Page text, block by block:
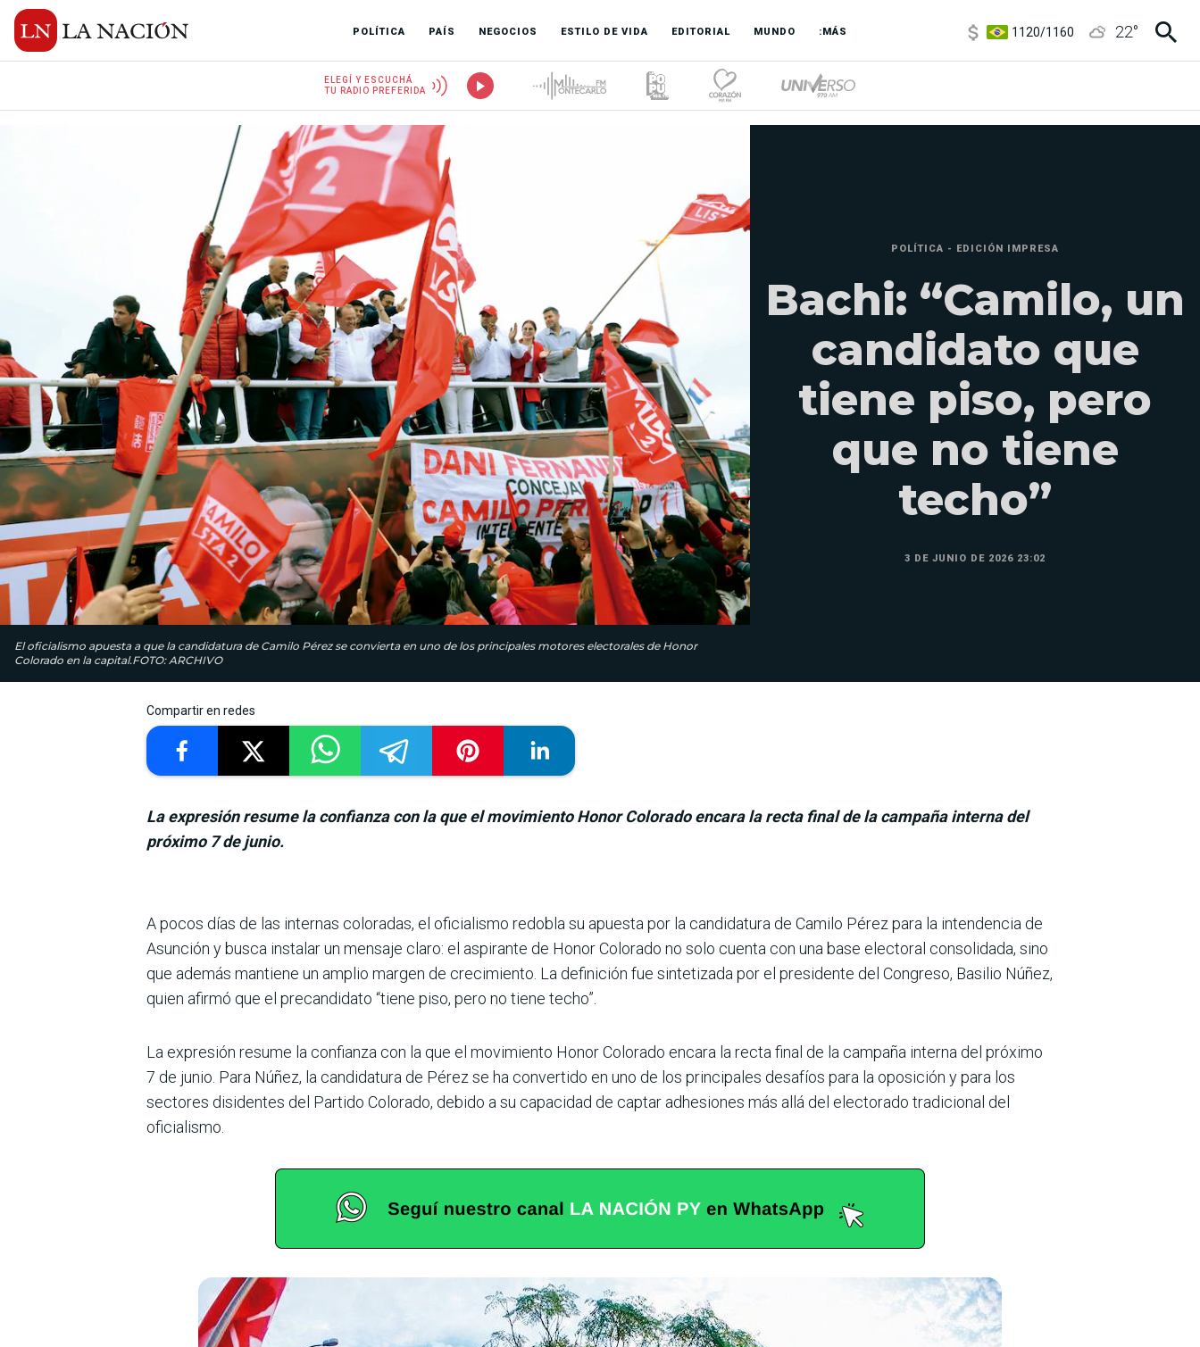
POLÍTICA PAÍS NEGOCIOS ESTILO DE VIDA EDITORIAL MUNDO :MÁS
3,6/3,9
22°
ELEGÍ Y ESCUCHÁ
TU RADIO PREFERIDA
El oficialismo apuesta a que la candidatura de Camilo Pérez se convierta en uno de los principales motores electorales de Honor
Colorado en la capital.FOTO: ARCHIVO
POLÍTICA - EDICIÓN IMPRESA
Bachi: “Camilo, un
candidato que
tiene piso, pero
que no tiene
techo”
3 DE JUNIO DE 2026 23:02
Compartir en redes
La expresión resume la confianza con la que el movimiento Honor Colorado encara la recta final de la campaña interna del
próximo 7 de junio.
A pocos días de las internas coloradas, el oficialismo redo­bla su apuesta por la candi­datura de Camilo Pérez para la intendencia de
Asunción y busca instalar un mensaje claro: el aspirante de Honor Colorado no solo cuenta con una base electoral consoli­dada, sino
que además man­tiene un amplio margen de crecimiento. La definición fue sintetizada por el pre­sidente del Congreso, Basi­lio Núñez,
quien afirmó que el precandidato “tiene piso, pero no tiene techo”.
La expresión resume la con­fianza con la que el movi­miento Honor Colorado encara la recta final de la cam­paña interna del próximo
7 de junio. Para Núñez, la candi­datura de Pérez se ha conver­tido en uno de los principales desafíos para la oposición y para los
sectores disidentes del Partido Colorado, debido a su capacidad de captar adhe­siones más allá del electorado tradicional del
oficialismo.